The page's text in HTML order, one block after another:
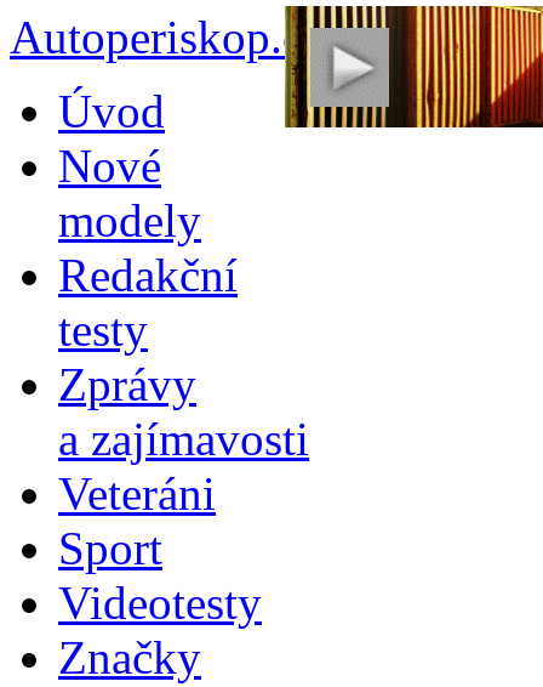
Autoperiskop.cz –
obsahu
webu
Úvod
Nové
modely
Redakční
testy
Zprávy
a zajímavosti
Veteráni
Sport
Videotesty
Značky